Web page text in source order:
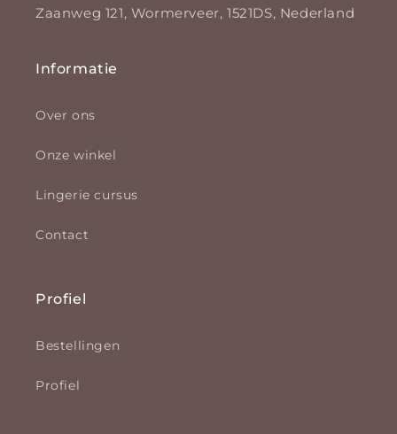
Zaanweg 121, Wormerveer, 1521DS, Nederland
Informatie
Over ons
Onze winkel
Lingerie cursus
Contact
Profiel
Bestellingen
Profiel